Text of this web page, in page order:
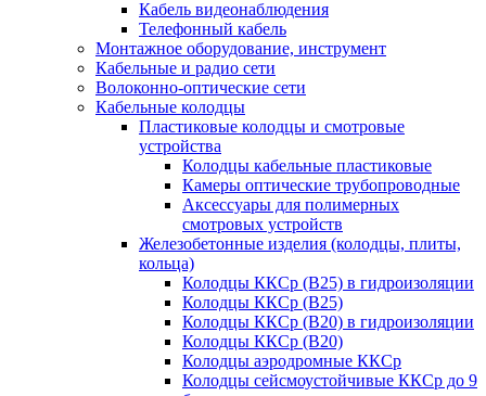
Кабель видеонаблюдения
Телефонный кабель
Монтажное оборудование, инструмент
Кабельные и радио сети
Волоконно-оптические сети
Кабельные колодцы
Пластиковые колодцы и смотровые
устройства
Колодцы кабельные пластиковые
Камеры оптические трубопроводные
Аксессуары для полимерных
смотровых устройств
Железобетонные изделия (колодцы, плиты,
кольца)
Колодцы ККСр (В25) в гидроизоляции
Колодцы ККСр (В25)
Колодцы ККСр (В20) в гидроизоляции
Колодцы ККСр (В20)
Колодцы аэродромные ККСр
Колодцы сейсмоустойчивые ККСр до 9